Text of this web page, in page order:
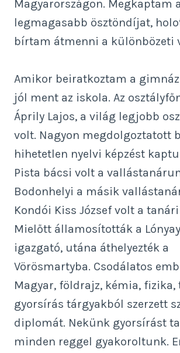
Magyarországon. Megkaptam a
legmagasabb ösztöndíjat,
bírtam átmenni a különbözeti
Amikor beiratkoztam a
jól ment az iskola. Az
Áprily Lajos, a világ legjobb
volt. Nagyon megdolgoztatott
hihetetlen nyelvi képzést
Pista bácsi volt a
Bodonhelyi a másik
Kondói Kiss József volt a
Mielőtt államosították a
igazgató, utána áthelyezték a
Vörösmartyba. Csodálatos
Magyar, földrajz, kémia, fizika,
gyorsírás tárgyakból szerzett
diplomát. Nekünk gyorsírást
minden reggel gyakoroltunk.